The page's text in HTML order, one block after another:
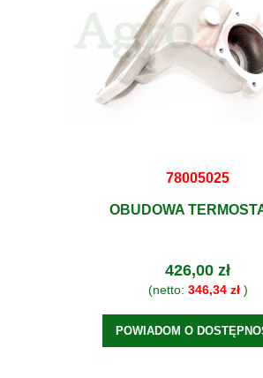
78005025
OBUDOWA
426,00 zł
(netto: 346,34 zł)
POWIADOM O